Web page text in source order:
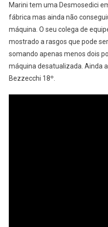
Marini tem uma Desmosedici
fábrica mas ainda não
máquina. O seu colega de
mostrado a rasgos que pode
somando apenas menos dois
máquina desatualizada. Ainda
Bezzecchi 18º.